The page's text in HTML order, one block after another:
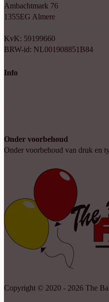
Ambachtmark 76
1355EG Almere
KvK: 59199660
BRW-id: NL001908851B84
Info
Onder voorbehoud
Onder voorbehoud van druk en
Copyright © 2020 - 2026 The